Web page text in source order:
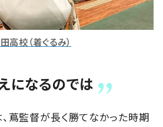
高校（着ぐるみ）
になるのでは
蔦監督が長く勝てなかった時期